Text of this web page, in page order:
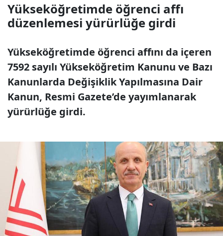
Yükseköğretimde öğrenci affı
düzenlemesi yürürlüğe girdi
Yükseköğretimde öğrenci affını da içeren
7592 sayılı Yükseköğretim Kanunu ve Bazı
Kanunlarda Değişiklik Yapılmasına Dair
Kanun, Resmi Gazete’de yayımlanarak
yürürlüğe girdi.